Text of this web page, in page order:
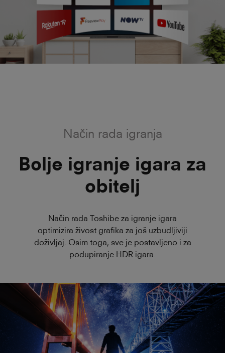
Način rada igranja
Bolje igranje igara za
obitelj
Način rada Toshibe za igranje igara
optimizira živost grafika za još uzbudljiviji
doživljaj. Osim toga, sve je postavljeno i za
podupiranje HDR igara.